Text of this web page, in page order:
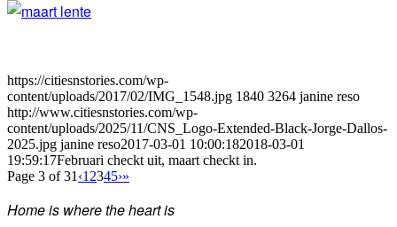
https://citiesnstories.com/wp-
content/uploads/2017/02/IMG_1548.jpg 1840 3264 janine reso
http://www.citiesnstories.com/wp-
content/uploads/2025/11/CNS_Logo-Extended-Black-Jorge-Dallos-
2025.jpg janine reso2017-03-01 10:00:182018-03-01
19:59:17Februari checkt uit, maart checkt in.
Page 3 of 31 ‹1 2345›»
Home is where the heart is